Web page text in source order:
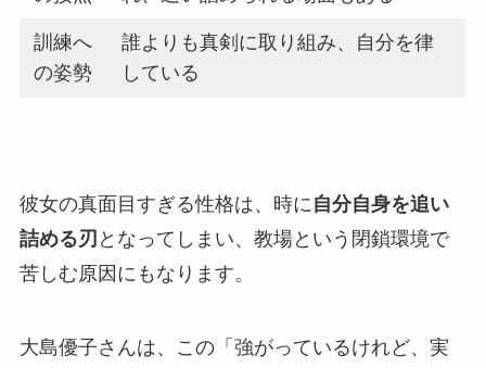
訓練へ
の姿勢
誰よりも真剣に取り組み、自分を律
している
彼女の真面目すぎる性格は、時に自分自身を追い
詰める刃 となってしまい、教場という閉鎖環境で
苦しむ原因にもなります。
大島優子さんは、この「強がっているけれど、実